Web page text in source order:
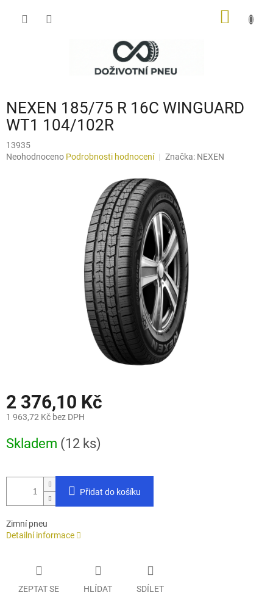
NEXEN 185/75 R 16C WINGUARD
WT1 104/102R
13935
Průměrné
Neohodnoceno Podrobnosti hodnocení Značka: NEXEN
2 376,10 Kč
1 963,72 Kč bez DPH
cena:
Skladem (12 ks)
Přidat do košíku
Zimní pneu
Detailní informace
ZEPTAT SE HLÍDAT SDÍLET